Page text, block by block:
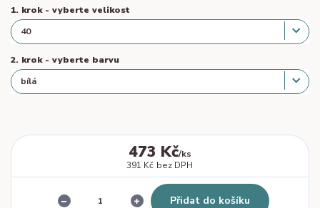
1. krok - vyberte velikost
2. krok - vyberte barvu
473 Kč/ks
391 Kč bez DPH
Přidat do košíku